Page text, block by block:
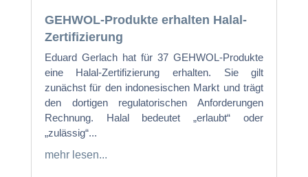
GEHWOL-Produkte erhalten Halal-
Zertifizierung
Eduard Gerlach hat für 37 GEHWOL-Produkte
eine Halal-Zertifizierung erhalten. Sie gilt
zunächst für den indonesischen Markt und trägt
den dortigen regulatorischen Anforderungen
Rechnung. Halal bedeutet „erlaubt“ oder
„zulässig“...
mehr lesen...